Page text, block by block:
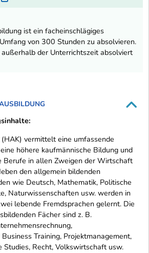
ist ein facheinschlägiges
von 300 Stunden zu absolvieren.
der Unterrichtszeit absolviert
vermittelt eine umfassende
höhere kaufmännische Bildung und
Berufe in allen Zweigen der Wirtschaft
den allgemein bildenden
wie Deutsch, Mathematik, Politische
Naturwissenschaften usw. werden in
lebende Fremdsprachen gelernt. Die
Fächer sind z. B.
Training, Projektmanagement,
Studies, Recht, Volkswirtschaft usw.